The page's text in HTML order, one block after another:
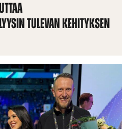
TULEVAN KEHITYKSEN